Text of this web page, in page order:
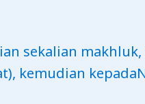
sekalian
kemudian